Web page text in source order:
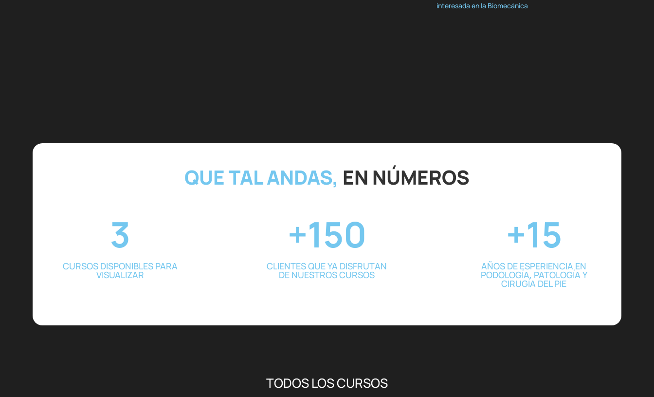
interesada en la Biomecánica
QUE TAL ANDAS, EN NÚMEROS
3
CURSOS DISPONIBLES PARA
VISUALIZAR
+150
CLIENTES QUE YA DISFRUTAN
DE NUESTROS CURSOS
+15
AÑOS DE ESPERIENCIA EN
PODOLOGÍA, PATOLOGÍA Y
CIRUGÍA DEL PIE
TODOS LOS CURSOS